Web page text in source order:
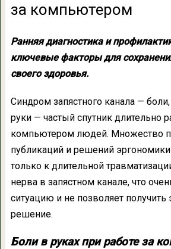
за компьютером
Ранняя диагностика и
ключевые факторы для
своего здоровья.
Синдром запястного канала —
руки — частый спутник длительно
компьютером людей. Множество
публикаций и решений
только к длительной
нерва в запястном канале, что
ситуацию и не позволяет
решение.
Боли в руках при работе за